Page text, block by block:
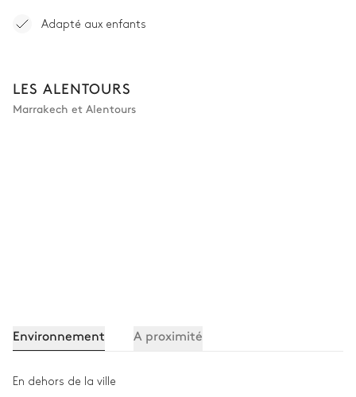
Adapté aux enfants
LES ALENTOURS
Marrakech et Alentours
Environnement A proximité
En dehors de la ville